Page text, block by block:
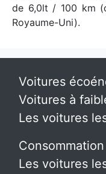
de 6,0lt / 100 km
Royaume-Uni).
Voitures
Voitures à
Les voitures
Les voitures